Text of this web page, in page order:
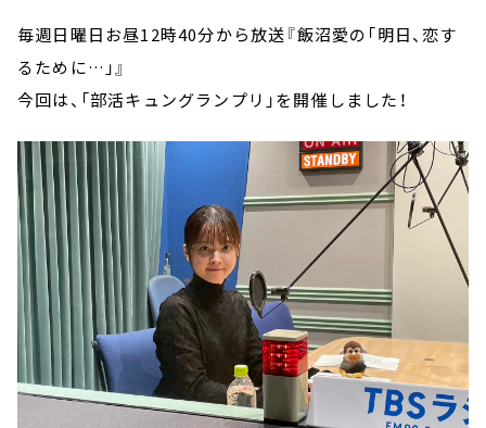
毎週日曜日お昼12時40分から放送『飯沼愛の「明日、恋す
るために…」』
今回は、「部活キュングランプリ」を開催しました！